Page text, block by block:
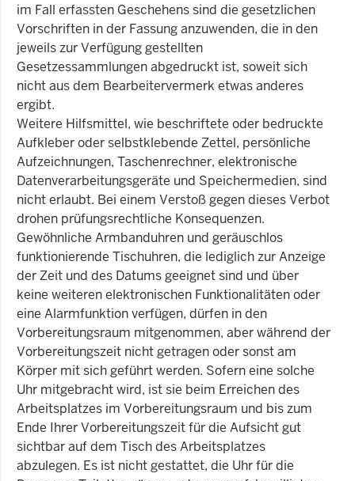
im Fall erfassten Geschehens sind die gesetzlichen
Vorschriften in der Fassung anzuwenden, die in den
jeweils zur Verfügung gestellten
Gesetzessammlungen abgedruckt ist, soweit sich
nicht aus dem Bearbeitervermerk etwas anderes
ergibt.
Weitere Hilfsmittel, wie beschriftete oder bedruckte
Aufkleber oder selbstklebende Zettel, persönliche
Aufzeichnungen, Taschenrechner, elektronische
Datenverarbeitungsgeräte und Speichermedien, sind
nicht erlaubt. Bei einem Verstoß gegen dieses Verbot
drohen prüfungsrechtliche Konsequenzen.
Gewöhnliche Armbanduhren und geräuschlos
funktionierende Tischuhren, die lediglich zur Anzeige
der Zeit und des Datums geeignet sind und über
keine weiteren elektronischen Funktionalitäten oder
eine Alarmfunktion verfügen, dürfen in den
Vorbereitungsraum mitgenommen, aber während der
Vorbereitungszeit nicht getragen oder sonst am
Körper mit sich geführt werden. Sofern eine solche
Uhr mitgebracht wird, ist sie beim Erreichen des
Arbeitsplatzes im Vorbereitungsraum und bis zum
Ende Ihrer Vorbereitungszeit für die Aufsicht gut
sichtbar auf dem Tisch des Arbeitsplatzes
abzulegen. Es ist nicht gestattet, die Uhr für die